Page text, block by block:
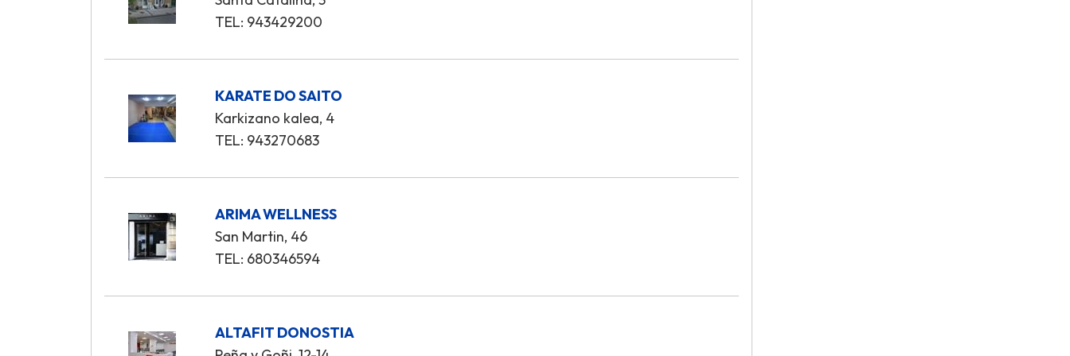
TEL: 943429200
KARATE DO SAITO
Karkizano kalea, 4
TEL: 943270683
ARIMA WELLNESS
San Martin, 46
TEL: 680346594
ALTAFIT DONOSTIA